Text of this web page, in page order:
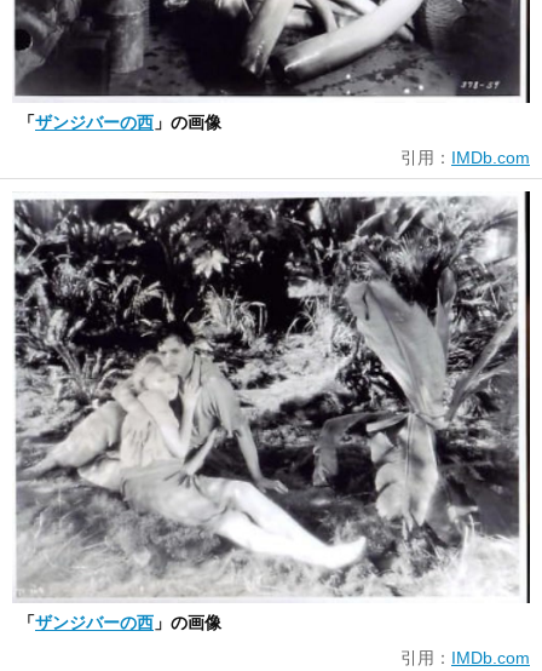
「ザンジバーの西 」の画像
引用： IMDb.com
「ザンジバーの西 」の画像
引用： IMDb.com